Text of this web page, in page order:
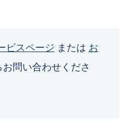
ビスページ または お
お問い合わせくださ